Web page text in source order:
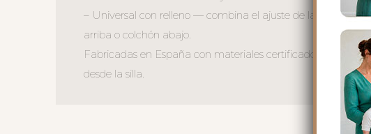
– Universal con relleno — combina el ajuste de la goma
arriba o colchón abajo.
Fabricadas en España con materiales certificados libres
desde la silla.